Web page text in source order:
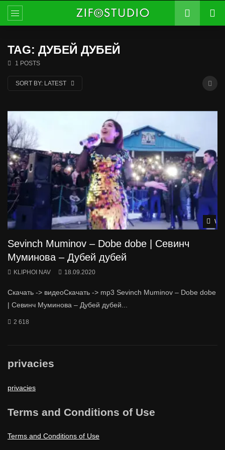
TAG: ДУБЕЙ ДУБЕЙ
1 POSTS
SORT BY: LATEST
Sevinch Muminov – Dobe dobe | Севинч
Муминова – Дубей дубей
KLIPHOI NAV 18.09.2020
Скачать -> видеоСкачать -> mp3 Sevinch Muminov – Dobe dobe
| Севинч Муминова – Дубей дубей...
2 618
privacies
privacies
Terms and Conditions of Use
Terms and Conditions of Use